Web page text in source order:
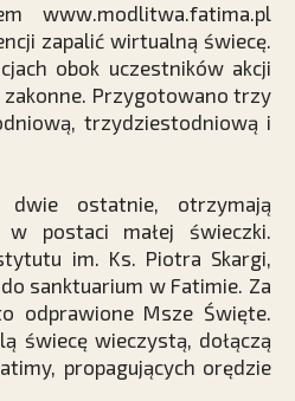
www.modlitwa.fatima.pl
zapalić wirtualną świecę.
obok uczestników akcji
Przygotowano trzy
trzydziestodniową i
dwie ostatnie, otrzymają
w postaci małej świeczki.
im. Ks. Piotra Skargi,
sanktuarium w Fatimie. Za
odprawione Msze Święte.
świecę wieczystą, dołączą
propagujących orędzie